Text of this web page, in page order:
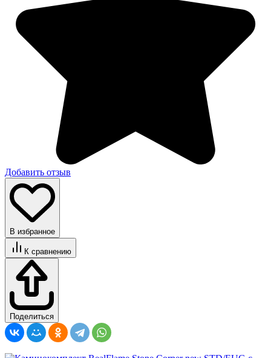
Добавить отзыв
В избранное
К сравнению
Поделиться